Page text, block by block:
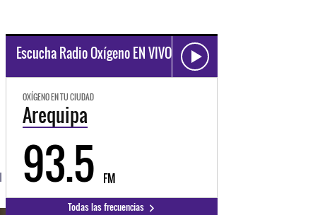
Escucha Radio Oxígeno EN VIVO
OXÍGENO EN TU CIUDAD
Arequipa
93.5 FM
Todas las frecuencias